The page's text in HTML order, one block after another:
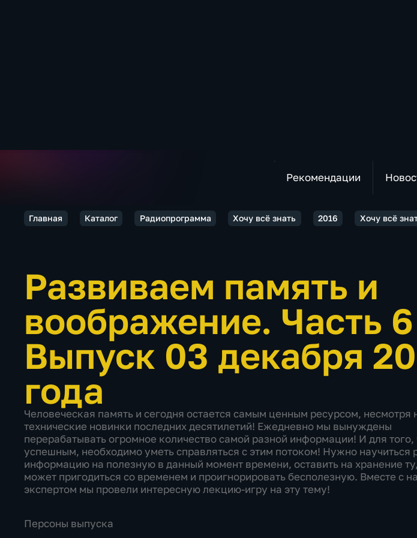
Рекомендации
Главная Каталог Радиопрограмма Хочу всё знать 2016 Хочу всё
Развиваем память и
воображение. Часть 6
Выпуск 03 декабря
года
Человеческая память и сегодня остается самым ценным ресурсом, несмотря
технические новинки последних десятилетий! Ежедневно мы вынуждены
перерабатывать огромное количество самой разной информации! И для того,
успешным, необходимо уметь справляться с этим потоком! Нужно научиться
информацию на полезную в данный момент времени, оставить на хранение
может пригодиться со временем и проигнорировать бесполезную. Вместе с
экспертом мы провели интересную лекцию-игру на эту тему!
Персоны выпуска